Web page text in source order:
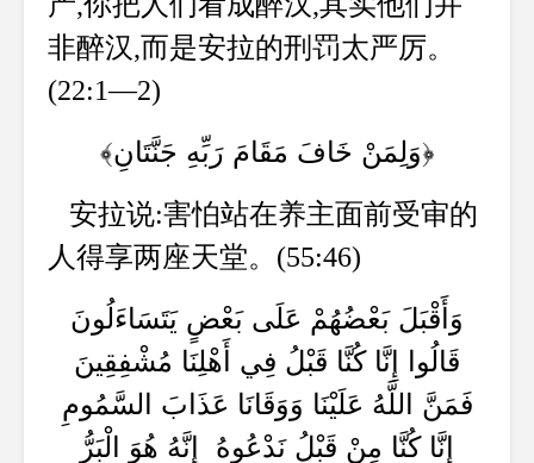
非醉汉,而是安拉的刑罚太严厉。
(22:1—2)
﴾وَلِمَنْ خَافَ مَقَامَ رَبِّهِ جَنَّتَانِ﴿
安拉说:害怕站在养主面前受审的
人得享两座天堂。(55:46)
وَأَقْبَلَ بَعْضُهُمْ عَلَى بَعْضٍ يَتَسَاءَلُونَ
قَالُوا إِنَّا كُنَّا قَبْلُ فِي أَهْلِنَا مُشْفِقِينَ
فَمَنَّ اللَّهُ عَلَيْنَا وَوَقَانَا عَذَابَ السَّمُومِ
إِنَّا كُنَّا مِنْ قَبْلُ نَدْعُوهُ إِنَّهُ هُوَ الْبَرُّ